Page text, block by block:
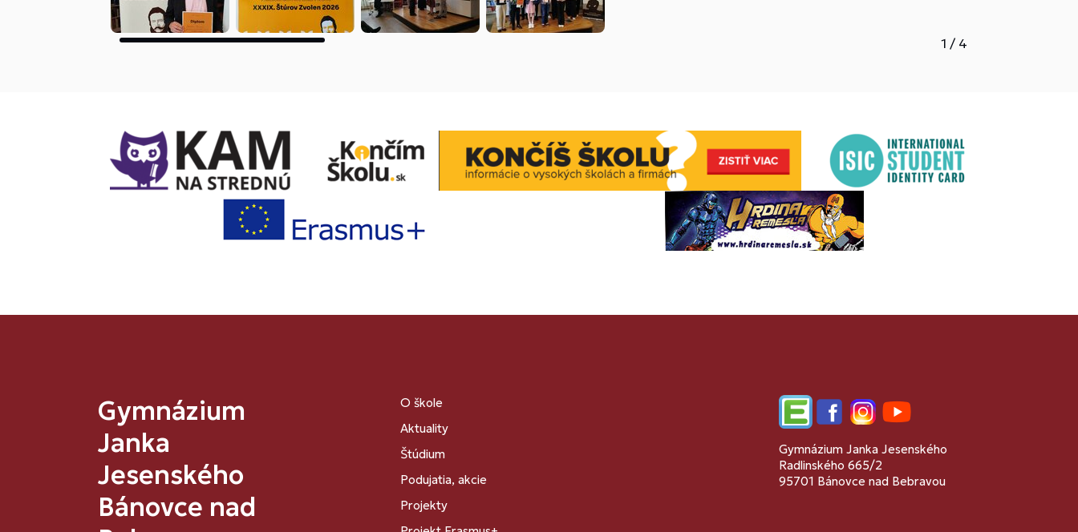
1 / 4
Gymnázium
Janka
Jesenského
Bánovce nad
O škole
Aktuality
Štúdium
Podujatia, akcie
Projekty
EdupageFacebookInstagramYouTube
Gymnázium Janka Jesenského
Radlinského 665/2
95701 Bánovce nad Bebravou